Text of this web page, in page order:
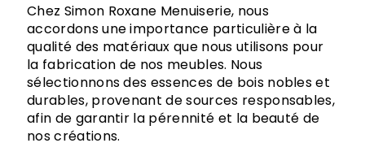
Chez Simon Roxane Menuiserie, nous
accordons une importance particulière à la
qualité des matériaux que nous utilisons pour
la fabrication de nos meubles. Nous
sélectionnons des essences de bois nobles et
durables, provenant de sources responsables,
afin de garantir la pérennité et la beauté de
nos créations.